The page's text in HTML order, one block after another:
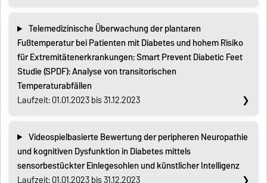
Telemedizinische Überwachung der plantaren
Fußtemperatur bei Patienten mit Diabetes und hohem Risiko
für Extremitätenerkrankungen: Smart Prevent Diabetic Feet
Studie (SPDF): Analyse von transitorischen
Temperaturabfällen
Laufzeit: 01.01.2023 bis 31.12.2023
Videospielbasierte Bewertung der peripheren Neuropathie
und kognitiven Dysfunktion in Diabetes mittels
sensorbestückter Einlegesohlen und künstlicher Intelligenz
Laufzeit: 01.01.2023 bis 31.12.2023